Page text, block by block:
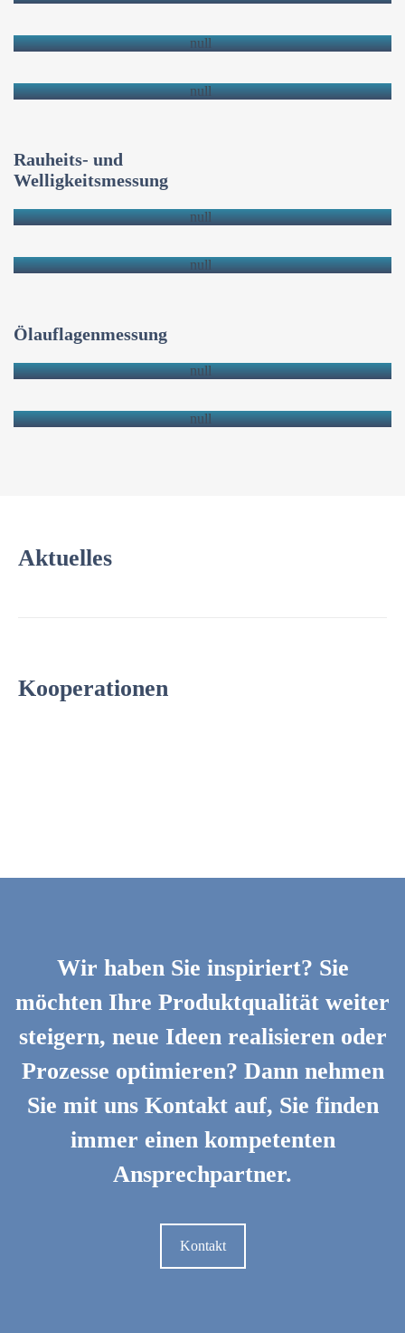
Rauheits- und
Welligkeitsmessung
SRM
WMS
Ölauflagenmessung
OFIS
Aktuelles
Kooperationen
Wir haben Sie inspiriert? Sie
möchten Ihre Produktqualität weiter
steigern, neue Ideen realisieren oder
Prozesse optimieren? Dann nehmen
Sie mit uns Kontakt auf, Sie finden
immer einen kompetenten
Ansprechpartner.
Kontakt